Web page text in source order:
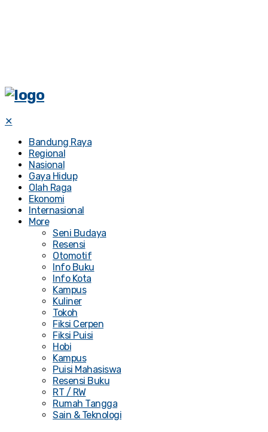
✕
Bandung Raya
Regional
Nasional
Gaya Hidup
Olah Raga
Ekonomi
Internasional
More
Seni Budaya
Resensi
Otomotif
Info Buku
Info Kota
Kampus
Kuliner
Tokoh
Fiksi Cerpen
Fiksi Puisi
Hobi
Kampus
Puisi Mahasiswa
Resensi Buku
RT / RW
Rumah Tangga
Sain & Teknologi